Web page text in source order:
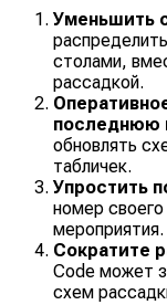
Уменьшить
столами,
рассадкой.
последнюю
обновлять
табличек.
Упростить
номер
мероприятия.
Сократите
Code может
схем